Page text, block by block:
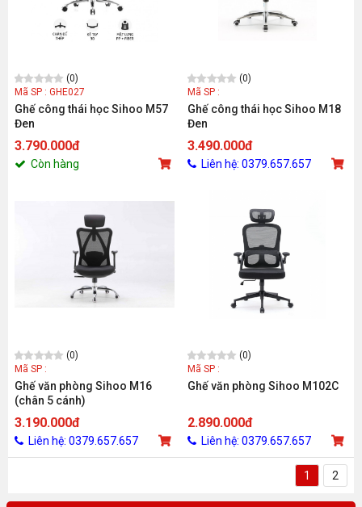
(0)
Mã SP : GHE027
Ghế công thái học Sihoo M57
Đen
3.790.000đ
Còn hàng
(0)
Mã SP :
Ghế công thái học Sihoo M18
Đen
3.490.000đ
Liên hệ: 0379.657.657
(0)
Mã SP :
Ghế văn phòng Sihoo M16
(chân 5 cánh)
3.190.000đ
Liên hệ: 0379.657.657
(0)
Mã SP :
Ghế văn phòng Sihoo M102C
2.890.000đ
Liên hệ: 0379.657.657
1 2